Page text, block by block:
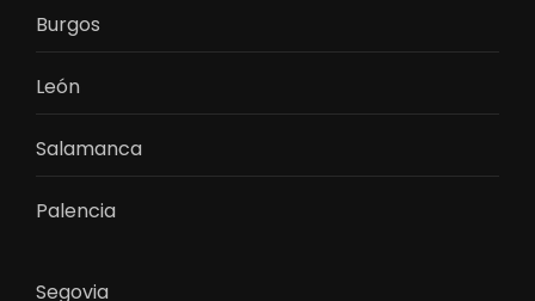
Burgos
León
Salamanca
Palencia
Segovia